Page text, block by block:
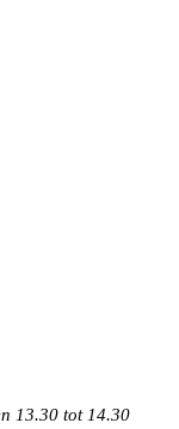
13.30 tot 14.30